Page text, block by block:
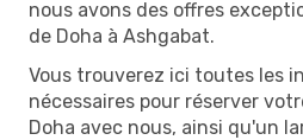
nous avons des offres
de Doha à Ashgabat.
Vous trouverez ici toutes les
nécessaires pour réserver
Doha avec nous, ainsi qu'un